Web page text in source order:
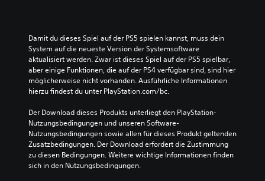
Damit du dieses Spiel auf der PS5 spielen kannst, muss dein
System auf die neueste Version der Systemsoftware
aktualisiert werden. Zwar ist dieses Spiel auf der PS5 spielbar,
aber einige Funktionen, die auf der PS4 verfügbar sind, sind hier
möglicherweise nicht vorhanden. Ausführliche Informationen
hierzu findest du unter PlayStation.com/bc.
Der Download dieses Produkts unterliegt den PlayStation-
Nutzungsbedingungen und unseren Software-
Nutzungsbedingungen sowie allen für dieses Produkt geltenden
Zusatzbedingungen. Der Download erfordert die Zustimmung
zu diesen Bedingungen. Weitere wichtige Informationen finden
sich in den Nutzungsbedingungen.